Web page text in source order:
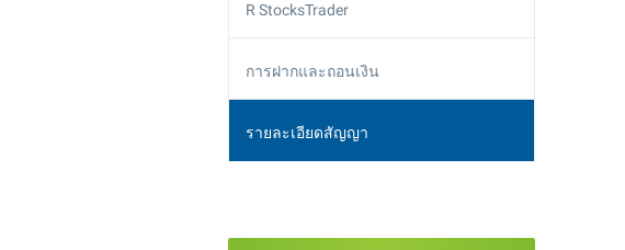
R StocksTrader
การฝากและถอนเงิน
รายละเอียดสัญญา